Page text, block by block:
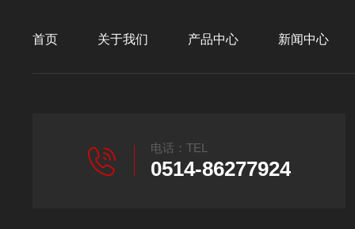
首页 关于我们 产品中心 新闻中心
电话：TEL
0514-86277924